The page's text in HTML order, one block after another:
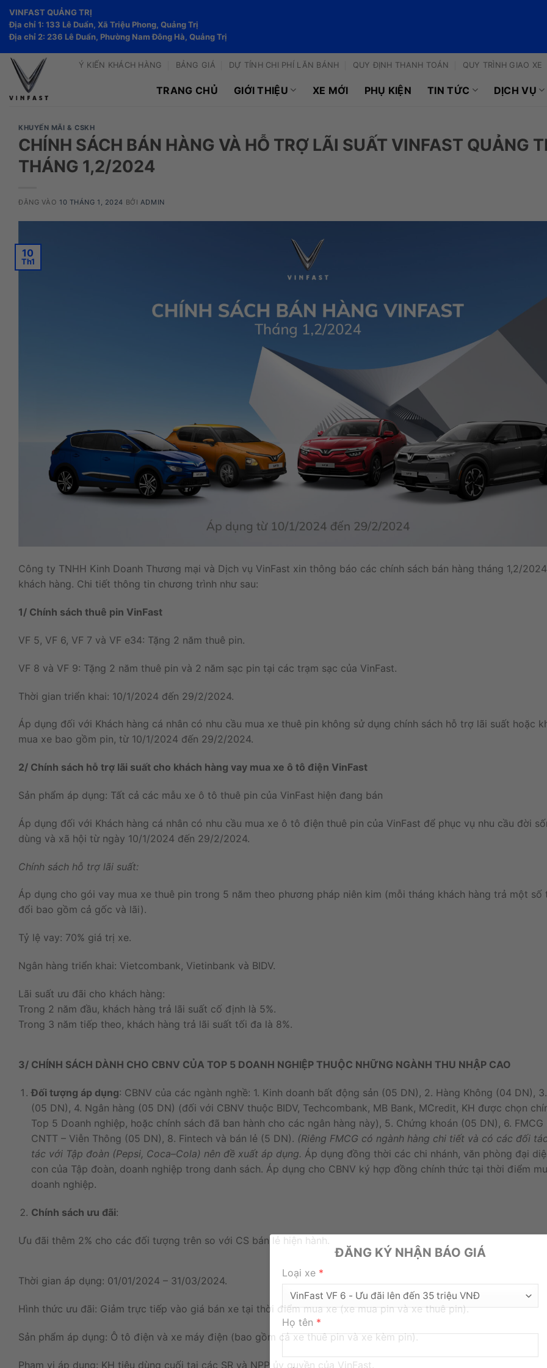
Bỏ
qua
nội
dung
VINFAST QUẢNG TRỊ
Địa chỉ 1: 133 Lê Duẩn, Xã Triệu Phong, Quảng Trị
Địa chỉ 2: 236 Lê Duẩn, Phường Nam Đông Hà, Quảng Trị
Ý KIẾN KHÁCH HÀNG BẢNG GIÁ DỰ TÍNH CHI PHÍ LĂN BÁNH QUY ĐỊNH THANH TOÁN QUY TRÌNH GIAO XE
TRANG CHỦ GIỚI THIỆU XE MỚI PHỤ KIỆN TIN TỨC DỊCH VỤ
KHUYẾN MÃI & CSKH
CHÍNH SÁCH BÁN HÀNG VÀ HỖ TRỢ LÃI SUẤT VINFAST QUẢNG
THÁNG 1,2/2024
ĐĂNG VÀO10 THÁNG 1, 2024 BỞI ADMIN
10
Th1
Công ty TNHH Kinh Doanh Thương mại và Dịch vụ VinFast xin thông báo các chính sách bán hàng tháng 1,2/
khách hàng. Chi tiết thông tin chương trình như sau:
1/ Chính sách thuê pin VinFast
VF 5, VF 6, VF 7 và VF e34: Tặng 2 năm thuê pin.
VF 8 và VF 9: Tặng 2 năm thuê pin và 2 năm sạc pin tại các trạm sạc của VinFast.
Thời gian triển khai: 10/1/2024 đến 29/2/2024.
Áp dụng đối với Khách hàng cá nhân có nhu cầu mua xe thuê pin không sử dụng chính sách hỗ trợ lãi suất hoặc
mua xe bao gồm pin, từ 10/1/2024 đến 29/2/2024.
2/ Chính sách hỗ trợ lãi suất cho khách hàng vay mua xe ô tô điện VinFast
Sản phẩm áp dụng: Tất cả các mẫu xe ô tô thuê pin của VinFast hiện đang bán
Áp dụng đối với Khách hàng cá nhân có nhu cầu mua xe ô tô điện thuê pin của VinFast để phục vụ nhu cầu đời
dùng và xã hội từ ngày 10/1/2024 đến 29/2/2024.
Chính sách hỗ trợ lãi suất:
Áp dụng cho gói vay mua xe thuê pin trong 5 năm theo phương pháp niên kim (mỗi tháng khách hàng trả một số
đổi bao gồm cả gốc và lãi).
Tỷ lệ vay: 70% giá trị xe.
Ngân hàng triển khai: Vietcombank, Vietinbank và BIDV.
Lãi suất ưu đãi cho khách hàng:
Trong 2 năm đầu, khách hàng trả lãi suất cố định là 5%.
Trong 3 năm tiếp theo, khách hàng trả lãi suất tối đa là 8%.
3/ CHÍNH SÁCH DÀNH CHO CBNV CỦA TOP 5 DOANH NGHIỆP THUỘC NHỮNG NGÀNH THU NHẬP CAO
Đối tượng áp dụng: CBNV của các ngành nghề: 1. Kinh doanh bất động sản (05 DN) , 2. Hàng Không (04 DN) , 3.
(05 DN), 4. Ngân hàng (05 DN) (đối với CBNV thuộc BIDV, Techcombank, MB Bank, MCredit, KH được chọn
Top 5 Doanh nghiệp, hoặc chính sách đã ban hành cho các ngân hàng này), 5. Chứng khoán (05 DN), 6. FMCG
CNTT – Viễn Thông (05 DN), 8. Fintech và bán lẻ (5 DN). (Riêng FMCG có ngành hàng chi tiết và có các đối tác
tác với Tập đoàn (Pepsi, Coca–Cola) nên đề xuất áp dụng. Áp dụng đồng thời các chi nhánh, văn phòng đại
con của Tập đoàn, doanh nghiệp trong danh sách. Áp dụng cho CBNV ký hợp đồng chính thức tại thời điểm
doanh nghiệp.
Chính sách ưu đãi:
Ưu đãi thêm 2% cho các đối tượng trên so với CS bán lẻ hiện hành.
Thời gian áp dụng: 01/01/2024 – 31/03/2024.
Hình thức ưu đãi: Giảm trực tiếp vào giá bán xe tại thời điểm mua xe (xe mua pin và xe thuê pin).
Sản phẩm áp dụng: Ô tô điện và xe máy điện (bao gồm cả xe thuê pin và xe kèm pin).
Phạm vi áp dụng: KH tiêu dùng cuối tại các SR và NPP ủy quyền của VinFast.
ĐĂNG KÝ NHẬN BÁO GIÁ
Loại xe *
Họ tên *